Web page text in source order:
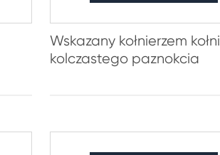
Wskazany kołnierzem
kolczastego paznokcia